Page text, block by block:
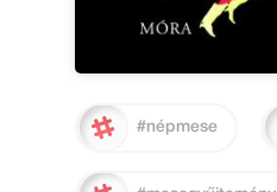
#népmese